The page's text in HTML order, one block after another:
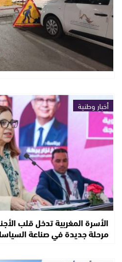
أخبار وطنية
الأسرة المغربية تدخل قلب
مرحلة جديدة في صناعة